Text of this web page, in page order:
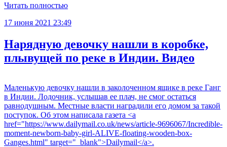
Читать полностью
17 июня 2021 23:49
Нарядную девочку нашли в коробке,
плывущей по реке в Индии. Видео
Маленькую девочку нашли в заколоченном ящике в реке Ганг
в Индии. Лодочник, услышав ее плач, не смог остаться
равнодушным. Местные власти наградили его домом за такой
поступок. Об этом написала газета <a
href="https://www.dailymail.co.uk/news/article-9696067/Incredible-
moment-newborn-baby-girl-ALIVE-floating-wooden-box-
Ganges.html" target="_blank">Dailymail</a>.